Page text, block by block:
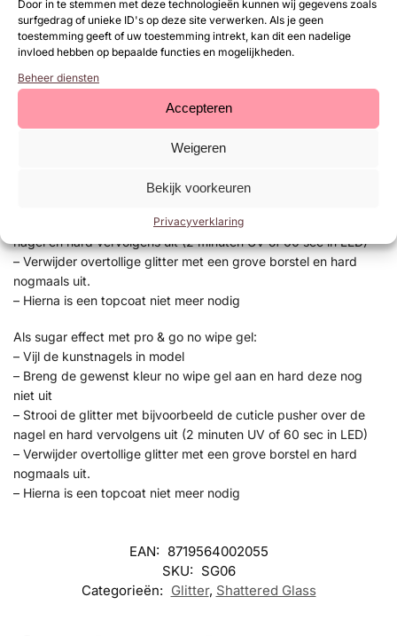
Door in te stemmen met deze technologieën kunnen wij gegevens zoals
surfgedrag of unieke ID's op deze site verwerken. Als je geen
toestemming geeft of uw toestemming intrekt, kan dit een nadelige
invloed hebben op bepaalde functies en mogelijkheden.
Beheer diensten
Accepteren
Weigeren
Bekijk voorkeuren
Privacyverklaring
poets deze in de plaklaag van de gelpolish.
– Enkele seconden fixeren in de lamp
– Aflakken met topcoat (voor de natuurlijke nagels Be Jeweled
top)
Als sugar effect met high shine:
– Vijl de kunstnagels in model
– Strooi de glitter met bijvoorbeeld de cuticle pusher over de
nagel en hard vervolgens uit (2 minuten UV of 60 sec in LED)
– Verwijder overtollige glitter met een grove borstel en hard
nogmaals uit.
– Hierna is een topcoat niet meer nodig
Als sugar effect met pro & go no wipe gel:
– Vijl de kunstnagels in model
– Breng de gewenst kleur no wipe gel aan en hard deze nog
niet uit
– Strooi de glitter met bijvoorbeeld de cuticle pusher over de
nagel en hard vervolgens uit (2 minuten UV of 60 sec in LED)
– Verwijder overtollige glitter met een grove borstel en hard
nogmaals uit.
– Hierna is een topcoat niet meer nodig
EAN: 8719564002055
SKU: SG06
Categorieën: Glitter, Shattered Glass